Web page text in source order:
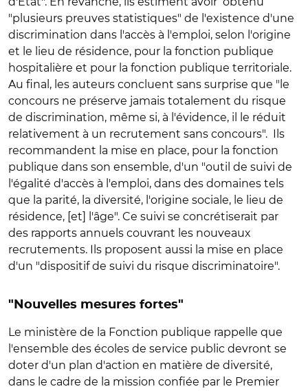
"plusieurs preuves statistiques" de l'existence d'une
discrimination dans l'accès à l'emploi, selon l'origine
et le lieu de résidence, pour la fonction publique
hospitalière et pour la fonction publique territoriale.
Au final, les auteurs concluent sans surprise que "le
concours ne préserve jamais totalement du risque
de discrimination, même si, à l'évidence, il le réduit
relativement à un recrutement sans concours". Ils
recommandent la mise en place, pour la fonction
publique dans son ensemble, d'un "outil de suivi de
l'égalité d'accès à l'emploi, dans des domaines tels
que la parité, la diversité, l'origine sociale, le lieu de
résidence, [et] l'âge". Ce suivi se concrétiserait par
des rapports annuels couvrant les nouveaux
recrutements. Ils proposent aussi la mise en place
d'un "dispositif de suivi du risque discriminatoire".
"Nouvelles mesures fortes"
Le ministère de la Fonction publique rappelle que
l'ensemble des écoles de service public devront se
doter d'un plan d'action en matière de diversité,
dans le cadre de la mission confiée par le Premier